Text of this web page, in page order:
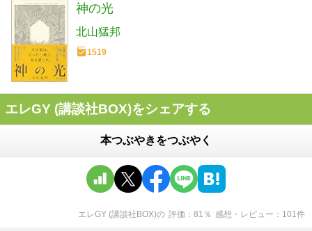
神の光
北山猛邦
1519
エレGY (講談社BOX)をシェアする
本つぶやきをつぶやく
エレGY (講談社BOX)の 評価 81 ％ 感想・レビュー 101件